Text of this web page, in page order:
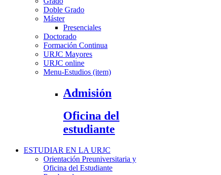
Doble Grado
Máster
Presenciales
Doctorado
Formación Continua
URJC Mayores
URJC online
Menu-Estudios (item)
Admisión
Oficina del
estudiante
ESTUDIAR EN LA URJC
Orientación Preuniversitaria y
Oficina del Estudiante